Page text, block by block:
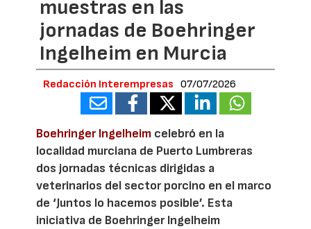
muestras en las
jornadas de Boehringer
Ingelheim en Murcia
Redacción Interempresas 07/07/2026
Boehringer Ingelheim celebró en la
localidad murciana de Puerto Lumbreras
dos jornadas técnicas dirigidas a
veterinarios del sector porcino en el marco
de ‘Juntos lo hacemos posible’. Esta
iniciativa de Boehringer Ingelheim